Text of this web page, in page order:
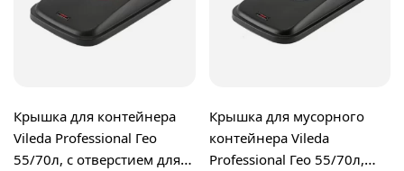
Крышка для контейнера
Vileda Professional Гео
55/70л, с отверстием для
Крышка для мусорного
контейнера Vileda
Professional Гео 55/70л,